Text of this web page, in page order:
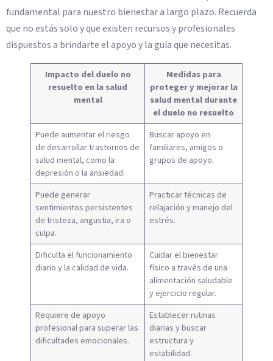
fundamental para nuestro bienestar a largo plazo. Recuerda
que no estás solo y que existen recursos y profesionales
dispuestos a brindarte el apoyo y la guía que necesitas.
Impacto del duelo no
resuelto en la salud
mental
Medidas para
proteger y mejorar la
salud mental durante
el duelo no resuelto
Puede aumentar el riesgo
de desarrollar trastornos de
salud mental, como la
depresión o la ansiedad.
Buscar apoyo en
familiares, amigos o
grupos de apoyo.
Puede generar
sentimientos persistentes
de tristeza, angustia, ira o
culpa.
Practicar técnicas de
relajación y manejo del
estrés.
Dificulta el funcionamiento
diario y la calidad de vida.
Cuidar el bienestar
físico a través de una
alimentación saludable
y ejercicio regular.
Requiere de apoyo
profesional para superar las
dificultades emocionales.
Establecer rutinas
diarias y buscar
estructura y
estabilidad.